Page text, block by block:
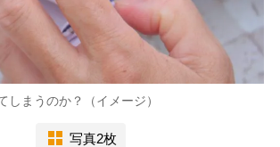
しまうのか？（イメージ）
写真2枚